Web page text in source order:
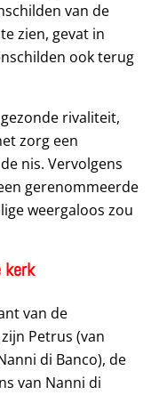
van de
zien, gevat in
ook terug
rivaliteit,
zorg een
nis. Vervolgens
gerenommeerde
weergaloos zou
kerk
van de
Petrus (van
di Banco), de
van Nanni di